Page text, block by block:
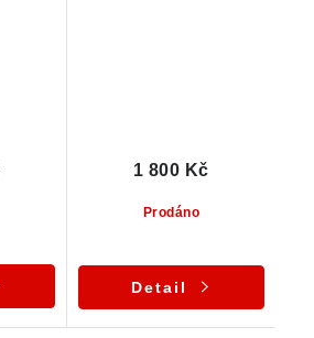
Prodáno
1 800 Kč
Detail